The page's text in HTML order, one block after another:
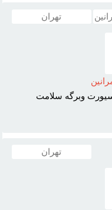
تهران
وبرگه سلامت
تهران